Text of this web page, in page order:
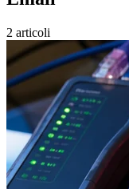
2 articoli